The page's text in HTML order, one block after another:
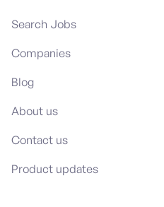
Search Jobs
Companies
Blog
About us
Contact us
Product updates